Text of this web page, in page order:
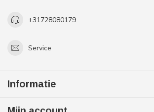
+31728080179
Service
Informatie